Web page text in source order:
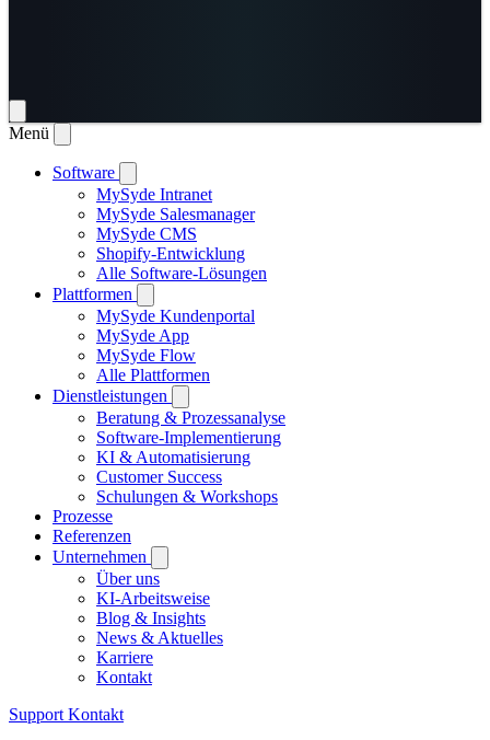
Menü
Software
MySyde Intranet
MySyde Salesmanager
MySyde CMS
Shopify-Entwicklung
Alle Software-Lösungen
Plattformen
MySyde Kundenportal
MySyde App
MySyde Flow
Alle Plattformen
Dienstleistungen
Beratung & Prozessanalyse
Software-Implementierung
KI & Automatisierung
Customer Success
Schulungen & Workshops
Prozesse
Referenzen
Unternehmen
Über uns
KI-Arbeitsweise
Blog & Insights
News & Aktuelles
Karriere
Kontakt
Support Kontakt